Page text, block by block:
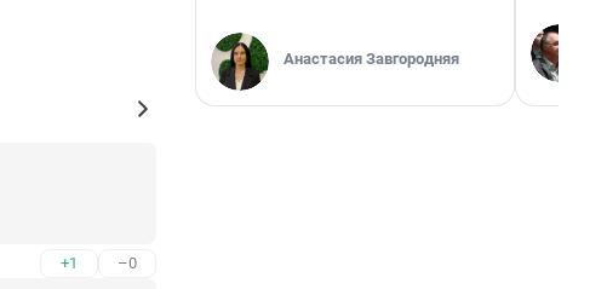
+1 –0
Анастасия Завгородняя